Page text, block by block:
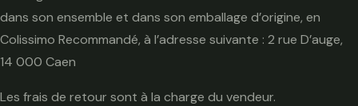
dans son ensemble et dans son emballage d’origine, en
Colissimo Recommandé, à l’adresse suivante : 2 rue D’auge,
14 000 Caen
Les frais de retour sont à la charge du vendeur.